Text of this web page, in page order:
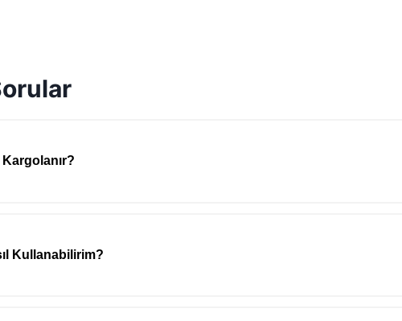
Kullanabilirim?